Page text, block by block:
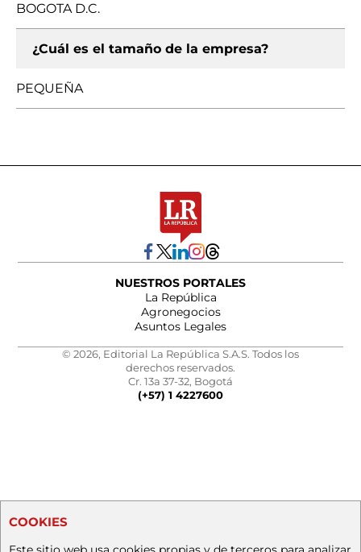
BOGOTA D.C.
¿Cuál es el tamaño de la empresa?
PEQUEÑA
NUESTROS PORTALES
La República
Agronegocios
Asuntos Legales
© 2026, Editorial La República S.A.S. Todos los
derechos reservados.
Cr. 13a 37-32, Bogotá
(+57) 1 4227600
COOKIES